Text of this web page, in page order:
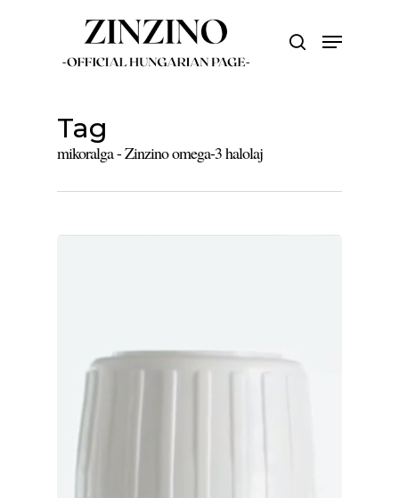
search
Menu
Tag
mikoralga - Zinzino omega-3 halolaj